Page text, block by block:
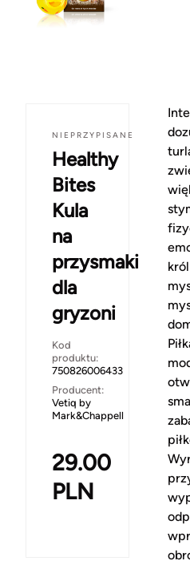
NIEPRZYPISANE
Healthy
Bites
Kula
na
przysmaki
dla
gryzoni
Kod
produktu:
750826006433
Producent:
Vetiq by
Mark&Chappell
29.00
PLN